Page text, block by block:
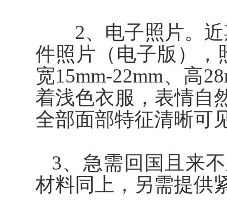
2、 电子照片。
件照片（电子版），
宽15mm-22mm、高
着浅色衣服，表情自
全部面部特征清晰可
3、 急需回国且来
材料同上，另需提供